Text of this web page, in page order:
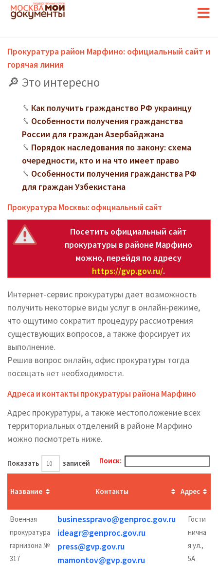
Прокуратура район Марфино: официальный сайт и
горячая линия
Это интересно
Как получить гражданство РФ украинцу
Особенности получения гражданства
России для граждан Азербайджана
Порядок наследования по закону: схема
очередности, кто и на что имеет право
Особенности получения гражданства РФ
для граждан Узбекистана
Прокуратура Москвы: официальный сайт
Посетить официальный сайт
прокуратуры в районе Марфино
можно, перейдя по адресу
https://gvp.gov.ru/.
Интернет-сервис прокуратуры дает возможность
получить некоторые виды услуг в онлайн-режиме,
что ощутимо сократит процедуру рассмотрения
существующих вопросов, а также форсирует их
выполнение.
Решив вопрос онлайн, офис прокуратуры тогда
посещать нет необходимости.
Адреса и контакты прокуратуры района Марфино
Адрес прокуратуры, а также местоположение всех
территориальных отделений в районе Марфино
можно посмотреть ниже.
Показать записей Поиск:
Название Контакты Адрес
Военная
прокуратура
гарнизона №
317
businesspravo@genproc.gov.ru
ideagr@genproc.gov.ru
press@gvp.gov.ru
mamontov@gvp.gov.ru
Гости
нична
я ул.,
5А